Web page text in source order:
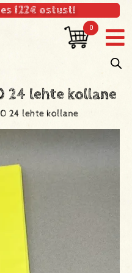
122€ ostust!
0
24 lehte kollane
24 lehte kollane